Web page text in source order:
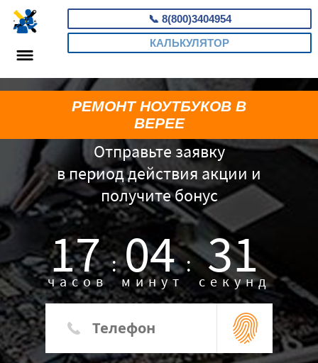
📞 8(800)3404954
КАЛЬКУЛЯТОР
Отправьте заявку
в период действия акции и
получите бонус
17 :
часов 04 :
минут 30
секунд
РЕМОНТ НОУТБУКОВ В
ВЕРЕЕ